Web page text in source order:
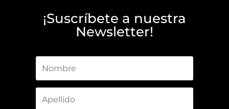
¡Suscríbete a nuestra
Newsletter!